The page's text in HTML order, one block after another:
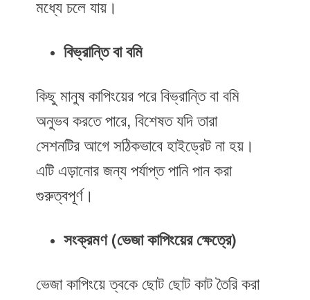
মধ্যে চলে যায়।
বিভ্রান্তি বা বমি
কিছু মানুষ কাপিংয়ের পরে বিভ্রান্তি বা বমি
অনুভব করতে পারে, বিশেষত যদি তারা
সেশনটির আগে সঠিকভাবে হাইড্রেট না হয়।
এটি এড়ানোর জন্য পর্যাপ্ত পানি পান করা
গুরুত্বপূর্ণ।
সংক্রমণ (ভেজা কাপিংয়ের ক্ষেত্রে)
ভেজা কাপিংয়ে ত্বকে ছোট ছোট কাট তৈরি করা